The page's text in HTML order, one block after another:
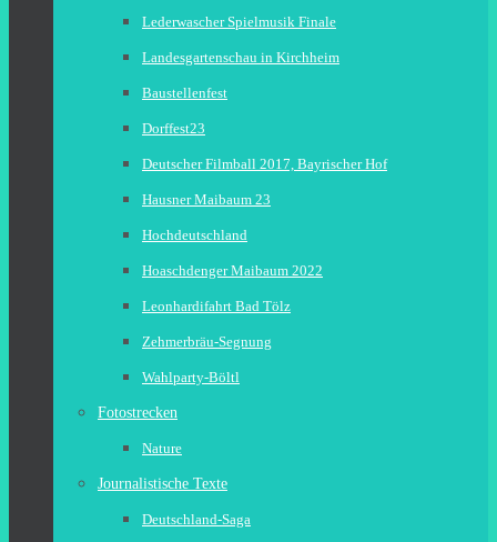
Lederwascher Spielmusik Finale
Landesgartenschau in Kirchheim
Baustellenfest
Dorffest23
Deutscher Filmball 2017, Bayrischer Hof
Hausner Maibaum 23
Hochdeutschland
Hoaschdenger Maibaum 2022
Leonhardifahrt Bad Tölz
Zehmerbräu-Segnung
Wahlparty-Böltl
Fotostrecken
Nature
Journalistische Texte
Deutschland-Saga